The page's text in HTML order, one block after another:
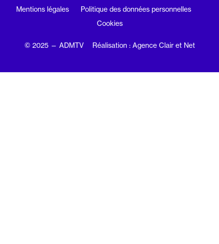
Mentions légales
Politique des données personnelles
Cookies
© 2025 — ADMTV Réalisation : Agence Clair et Net